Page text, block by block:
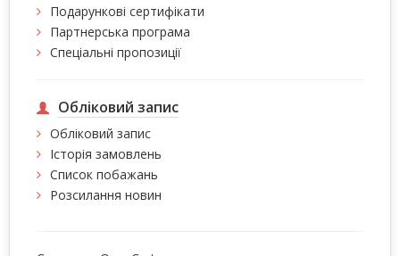
Подарункові сертифікати
Партнерська програма
Спеціальні пропозиції
Обліковий запис
Обліковий запис
Історія замовлень
Список побажань
Розсилання новин